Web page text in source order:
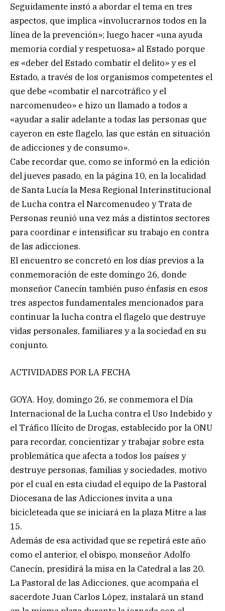
Seguidamente instó a abordar el tema en tres
aspectos, que implica «involucrarnos todos en la
línea de la prevención»; luego hacer «una ayuda
memoria cordial y respetuosa» al Estado porque
es «deber del Estado combatir el delito» y es el
Estado, a través de los organismos competentes el
que debe «combatir el narcotráfico y el
narcomenudeo» e hizo un llamado a todos a
«ayudar a salir adelante a todas las personas que
cayeron en este flagelo, las que están en situación
de adicciones y de consumo».
Cabe recordar que, como se informó en la edición
del jueves pasado, en la página 10, en la localidad
de Santa Lucía la Mesa Regional Interinstitucional
de Lucha contra el Narcomenudeo y Trata de
Personas reunió una vez más a distintos sectores
para coordinar e intensificar su trabajo en contra
de las adicciones.
El encuentro se concretó en los días previos a la
conmemoración de este domingo 26, donde
monseñor Canecín también puso énfasis en esos
tres aspectos fundamentales mencionados para
continuar la lucha contra el flagelo que destruye
vidas personales, familiares y a la sociedad en su
conjunto.
ACTIVIDADES POR LA FECHA
GOYA. Hoy, domingo 26, se conmemora el Día
Internacional de la Lucha contra el Uso Indebido y
el Tráfico Ilícito de Drogas, establecido por la ONU
para recordar, concientizar y trabajar sobre esta
problemática que afecta a todos los países y
destruye personas, familias y sociedades, motivo
por el cual en esta ciudad el equipo de la Pastoral
Diocesana de las Adicciones invita a una
bicicleteada que se iniciará en la plaza Mitre a las
15.
Además de esa actividad que se repetirá este año
como el anterior, el obispo, monseñor Adolfo
Canecín, presidirá la misa en la Catedral a las 20.
La Pastoral de las Adicciones, que acompaña el
sacerdote Juan Carlos López, instalará un stand